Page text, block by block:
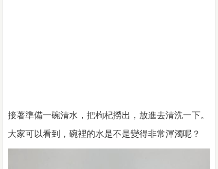
接著準備一碗清水，把枸杞撈出，放進去清洗一下。
大家可以看到，碗裡的水是不是變得非常渾濁呢？